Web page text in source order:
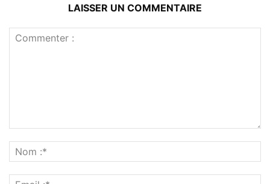
LAISSER UN COMMENTAIRE